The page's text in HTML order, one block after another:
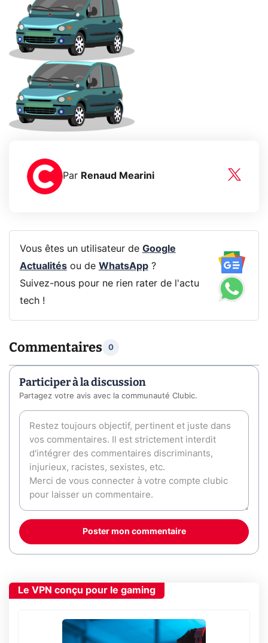
Par Renaud Mearini
Vous êtes un utilisateur de Google
Actualitésou de WhatsApp?
Suivez-nous pour ne rien rater de l'actu
tech !
Commentaires 0
Participer à la discussion
Partagez votre avis avec la communauté Clubic.
Poster mon commentaire
Le VPN conçu pour le gaming